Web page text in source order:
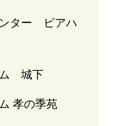
ター ピアハ
ム 城下
孝の季苑